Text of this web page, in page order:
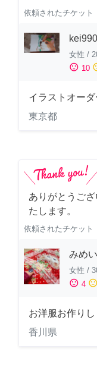
依頼されたチケット
女性 /
sentiment_satisfied 10
イラストオー
東京都
ありがとうご
たします。
依頼されたチケット
みめい
女性 /
sentiment_satisfied 4 sentiment_neutral
お洋服お作りし
香川県